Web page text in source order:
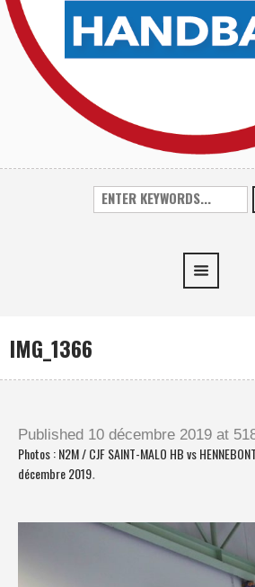
IMG_1366
Published 10 décembre 2019 at
Photos : N2M / CJF SAINT-MALO HB vs
décembre 2019.